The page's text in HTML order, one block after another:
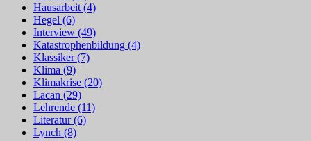
Hausarbeit(4)
Hegel (6)
Interview (49)
Katastrophenbildung (4)
Klassiker(7)
Klima (9)
Klimakrise (20)
Lacan (29)
Lehrende (11)
Literatur(6)
Lynch (8)